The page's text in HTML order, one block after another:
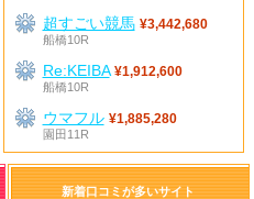
超すごい競馬 ¥3,442,680
船橋10R
Re:KEIBA ¥1,912,600
船橋10R
ウマフル ¥1,885,280
園田11R
新着口コミが多いサイト